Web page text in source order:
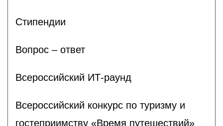
Стипендии
Вопрос – ответ
Всероссийский ИТ-раунд
Всероссийский конкурс по туризму и
гостеприимству «Время путешествий»